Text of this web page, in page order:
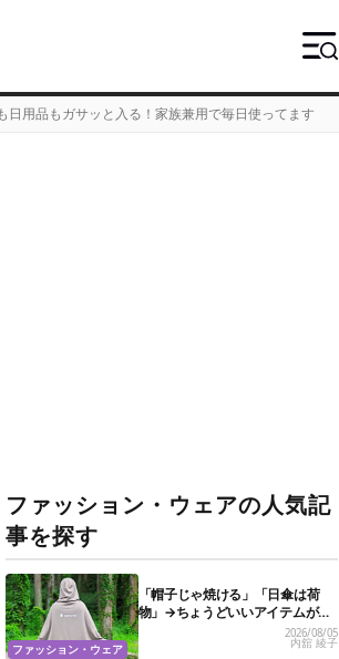
用品もガサッと入る！家族兼用で毎日使ってます
ファッション・ウェアの人気記
事を探す
ファッション・ウェア
「帽子じゃ焼ける」「日傘は荷
物」→ちょうどいいアイテムがス
ノーピークにありました
2026/08/05
内舘 綾子